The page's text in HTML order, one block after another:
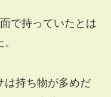
で持っていたとは
は持ち物が多めだ